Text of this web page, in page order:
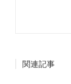
関連記事